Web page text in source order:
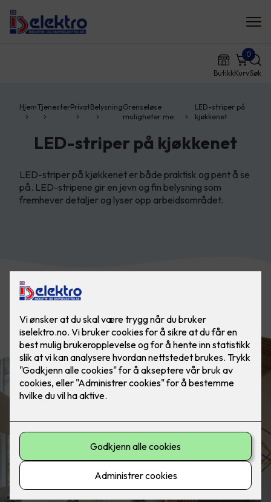
ButikkKurv
0
Søk
HjemTjenesterPrivatBelysningGrenseløse
muligheter me…
LED-striper på
kjøkkenet
LED-striper på kjøkkenet
LED-striper på kjøkkenet er både praktisk og pent å se
på. LED-stripene gir en jevn og fin belysning som
fremhever detaljer og lyser opp arbeidsområdet.
Fremhev design, arkitektur eller de
beste trekkene i boligen din